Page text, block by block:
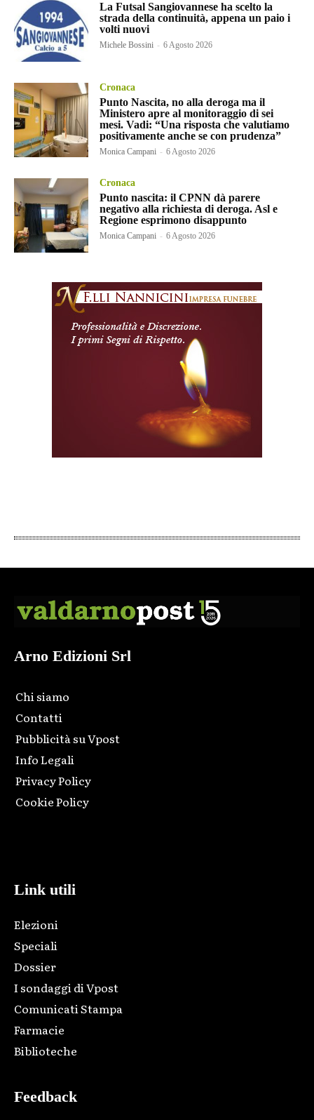
La Futsal Sangiovannese ha scelto la
strada della continuità, appena un paio i
volti nuovi
Michele Bossini - 6 Agosto 2026
Cronaca
Punto Nascita, no alla deroga ma il
Ministero apre al monitoraggio di sei
mesi. Vadi: “Una risposta che valutiamo
positivamente anche se con prudenza”
Monica Campani - 6 Agosto 2026
Cronaca
Punto nascita: il CPNN dà parere
negativo alla richiesta di deroga. Asl e
Regione esprimono disappunto
Monica Campani - 6 Agosto 2026
Arno Edizioni Srl
Chi siamo
Contatti
Pubblicità su Vpost
Info Legali
Privacy Policy
Cookie Policy
Link utili
Elezioni
Speciali
Dossier
I sondaggi di Vpost
Comunicati Stampa
Farmacie
Biblioteche
Feedback